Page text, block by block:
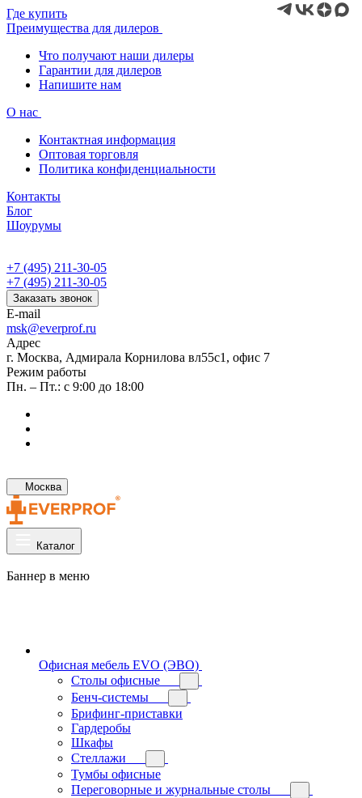
Где купить
Преимущества для дилеров
Что получают наши дилеры
Гарантии для дилеров
Напишите нам
О нас
Контактная информация
Оптовая торговля
Политика конфиденциальности
Контакты
Блог
Шоурумы
+7 (495) 211-30-05
+7 (495) 211-30-05
Заказать звонок
E-mail
msk@everprof.ru
Адрес
г. Москва, Адмирала Корнилова вл55с1, офис 7
Режим работы
Пн. – Пт.: с 9:00 до 18:00
Москва
Каталог
Баннер в меню
Офисная мебель EVO (ЭВО)
Cтолы офисные
Бенч-системы
Брифинг-приставки
Гардеробы
Шкафы
Стеллажи
Тумбы офисные
Переговорные и журнальные столы